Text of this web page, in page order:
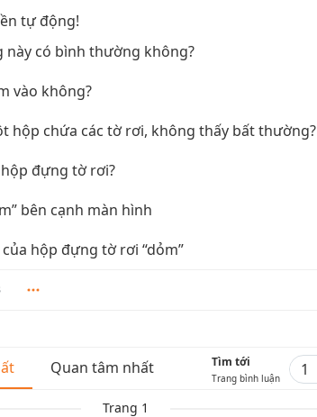
tự động!
này có bình thường không?
vào không?
hộp chứa các tờ rơi, không thấy bất thường?
đựng tờ rơi?
bên cạnh màn hình
hộp đựng tờ rơi “dỏm”
Quan tâm nhất Tìm tới
Trang bình luận
Trang 1